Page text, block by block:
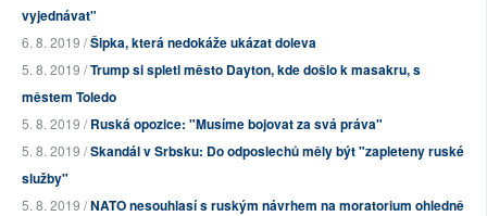
vyjednávat"
6. 8. 2019 /Šipka, která nedokáže ukázat doleva
5. 8. 2019 /Trump si spletl město Dayton, kde došlo k masakru, s
městem Toledo
5. 8. 2019 /Ruská opozice: "Musíme bojovat za svá práva"
5. 8. 2019 /Skandál v Srbsku: Do odposlechů měly být "zapleteny ruské
služby"
5. 8. 2019 /NATO nesouhlasí s ruským návrhem na moratorium ohledně